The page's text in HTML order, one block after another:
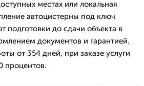
местах или локальная
автоцистерны под ключ
подготовки до сдачи объекта в
документов и гарантией.
от 354 дней, при заказе услуги
процентов.